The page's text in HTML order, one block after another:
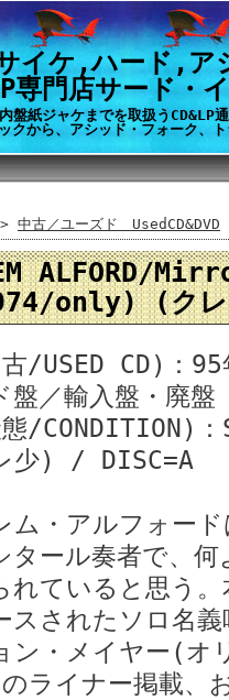
イケ,ハード,ア
専門店サード・
紙ジャケまでを取扱うCD&LP
クから、アシッド・フォーク、
> 中古／ユーズド UsedCD&DVD
ALFORD/
only) (クレ
/USED CD)：95
盤／輸入盤・廃盤
/CONDITION)
少) / DISC=A
ム・アルフォー
タール奏者で、
れていると思う
スされたソロ名
ン・メイヤー(オ
ライナー掲載、